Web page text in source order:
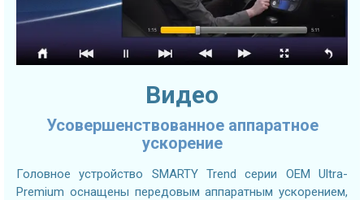
Видео
Усовершенствованное аппаратное
ускорение
Головное устройство SMARTY Trend серии OEM Ultra-
Premium оснащены передовым аппаратным ускорением,